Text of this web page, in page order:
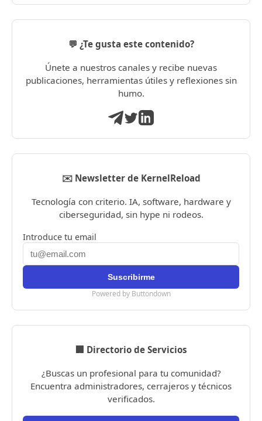
💬 ¿Te gusta este contenido?
Únete a nuestros canales y recibe nuevas
publicaciones, herramientas útiles y reflexiones sin
humo.
✉️ Newsletter de KernelReload
Tecnología con criterio. IA, software, hardware y
ciberseguridad, sin hype ni rodeos.
Introduce tu email
Powered by Buttondown
🏢 Directorio de Servicios
¿Buscas un profesional para tu comunidad?
Encuentra administradores, cerrajeros y técnicos
verificados.